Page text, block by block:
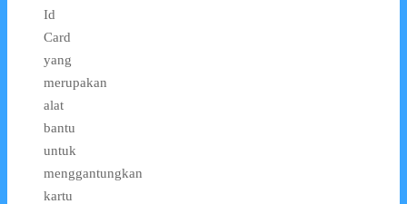
Id
Card
yang
merupakan
alat
bantu
untuk
menggantungkan
kartu